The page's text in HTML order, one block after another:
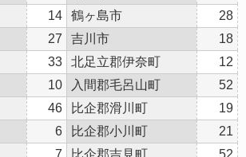
14 鶴ヶ島市
28
27 吉川市
18
33 北足立郡伊奈町
12
10 入間郡毛呂山町
52
46 比企郡滑川町
19
6 比企郡小川町
21
7 比企郡吉見町 52